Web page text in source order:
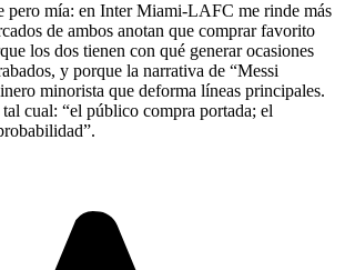
pero mía: en Inter Miami-LAFC me rinde más
de ambos anotan que comprar favorito
los dos tienen con qué generar ocasiones
y porque la narrativa de “Messi
minorista que deforma líneas principales.
cual: “el público compra portada; el